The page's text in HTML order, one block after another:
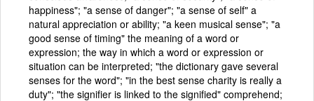
happiness"; "a sense of danger"; "a sense of self" a
natural appreciation or ability; "a keen musical sense"; "a
good sense of timing" the meaning of a word or
expression; the way in which a word or expression or
situation can be interpreted; "the dictionary gave several
senses for the word"; "in the best sense charity is really a
duty"; "the signifier is linked to the signified" comprehend;